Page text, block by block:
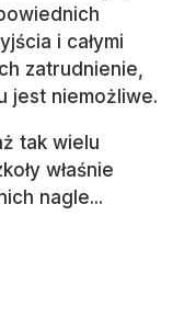
i całymi
zatrudnienie,
jest niemożliwe.
tak wielu
właśnie
nagle...